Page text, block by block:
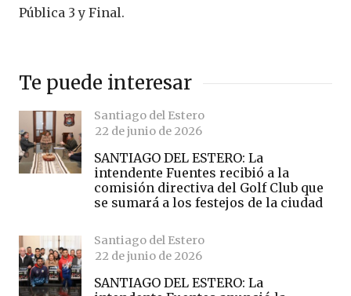
Pública 3 y Final.
Te puede interesar
Santiago del Estero
22 de junio de 2026
SANTIAGO DEL ESTERO: La
intendente Fuentes recibió a la
comisión directiva del Golf Club que
se sumará a los festejos de la ciudad
Santiago del Estero
22 de junio de 2026
SANTIAGO DEL ESTERO: La